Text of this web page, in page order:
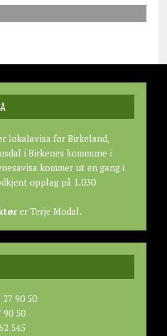
lokalavisa for Birkeland,
i Birkenes kommune i
kommer ut en gang i
opplag på 1.030
er Terje Modal.
90 50
50
545